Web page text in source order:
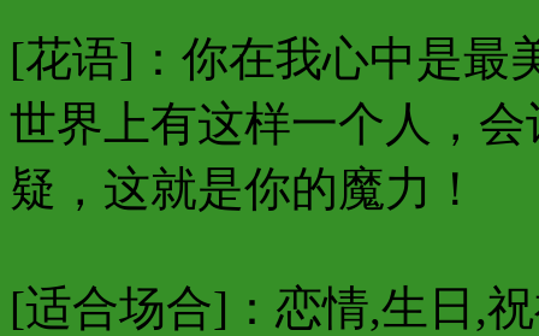
[花语]：你在我心中是最
世界上有这样一个人，
疑，这就是你的魔力！
[适合场合]：恋情,生日,